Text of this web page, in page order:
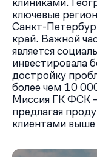
клиниками.
ключевые
Санкт-
край. Важной
является
инвестировала
достройку
более чем 10
Миссия ГК ФСК
предлагая
клиентами выше